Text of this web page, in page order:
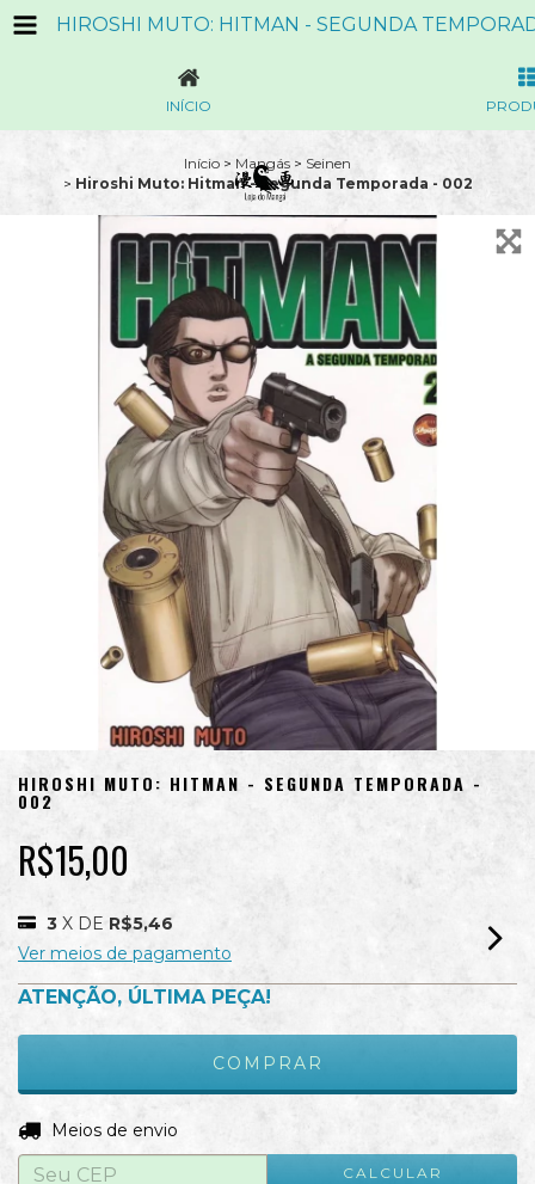
HIROSHI MUTO: HITMAN - SEGUNDA
INÍCIO
Início > Mangás > Seinen
> Hiroshi Muto: Hitman - Segunda Temporada - 002
HIROSHI MUTO: HITMAN - SEGUNDA TEMPORADA -
002
R$15,00
3 X DE R$5,46
Ver meios de pagamento
ATENÇÃO, ÚLTIMA PEÇA!
Entregas para o CEP:
Meios de envio
CALCULAR